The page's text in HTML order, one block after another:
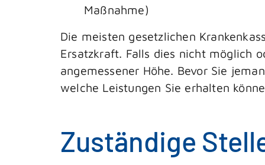
Maßnahme)
Die meisten gesetzlichen
Ersatzkraft. Falls dies nicht möglich
angemessener Höhe. Bevor Sie
welche Leistungen Sie erhalten
Zuständige